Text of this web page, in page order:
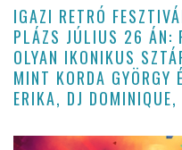
IGAZI RETRÓ
PLÁZS JÚLIUS 26 ÁN:
OLYAN IKONIKUS
MINT KORDA
ERIKA, DJ